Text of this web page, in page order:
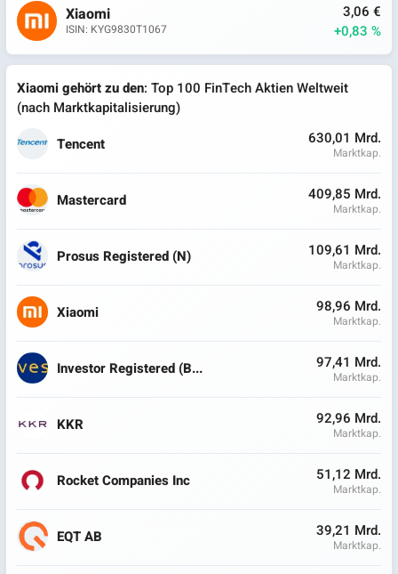
Xiaomi
ISIN: KYG9830T1067
3,06 €
+0,83 %
Xiaomi gehört zu den: Top 100 FinTech Aktien Weltweit
(nach Marktkapitalisierung)
Tencent
630,01 Mrd.
Marktkap.
Mastercard 409,85 Mrd.
Marktkap.
Prosus Registered (N) 109,61 Mrd.
Marktkap.
Xiaomi 98,96 Mrd.
Marktkap.
Investor Registered (B... 97,41 Mrd.
Marktkap.
KKR 92,96 Mrd.
Marktkap.
Rocket Companies Inc 51,12 Mrd.
Marktkap.
EQT AB 39,21 Mrd.
Marktkap.